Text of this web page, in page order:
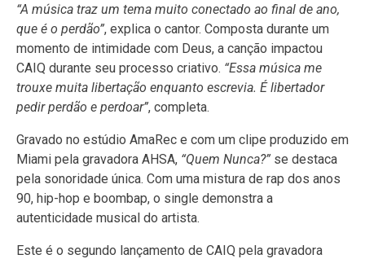
“A música traz um tema muito conectado ao final de ano,
que é o perdão”, explica o cantor. Composta durante um
momento de intimidade com Deus, a canção impactou
CAIQ durante seu processo criativo. “Essa música me
trouxe muita libertação enquanto escrevia. É libertador
pedir perdão e perdoar”, completa.
Gravado no estúdio AmaRec e com um clipe produzido em
Miami pela gravadora AHSA, “Quem Nunca?” se destaca
pela sonoridade única. Com uma mistura de rap dos anos
90, hip-hop e boombap, o single demonstra a
autenticidade musical do artista.
Este é o segundo lançamento de CAIQ pela gravadora